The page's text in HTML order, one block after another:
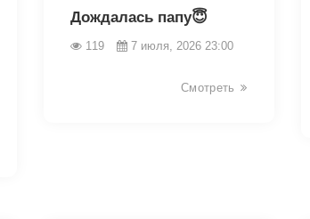
Дождалась папу😇
119 7 июля, 2026 23:00
Смотреть